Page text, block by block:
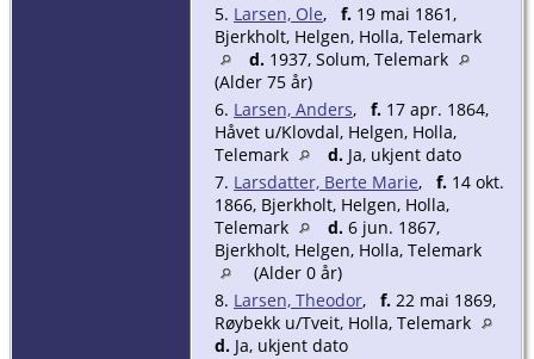
5. Larsen, Ole, f. 19 mai 1861,
Bjerkholt, Helgen, Holla, Telemark
d. 1937, Solum, Telemark
(Alder 75 år)
6. Larsen, Anders, f. 17 apr. 1864,
Håvet u/Klovdal, Helgen, Holla,
Telemark
d. Ja, ukjent dato
7. Larsdatter, Berte Marie, f. 14 okt.
1866, Bjerkholt, Helgen, Holla,
Telemark
d. 6 jun. 1867,
Bjerkholt, Helgen, Holla, Telemark
(Alder 0 år)
8. Larsen, Theodor, f. 22 mai 1869,
Røybekk u/Tveit, Holla, Telemark
d. Ja, ukjent dato